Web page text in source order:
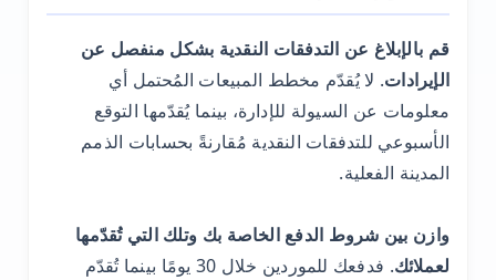
قم بالإبلاغ عن التدفقات النقدية بشكل منفصل عن
الإيرادات. لا يُقدّم مخطط المبيعات المُحتمل أي
معلومات عن السيولة للإدارة، بينما يُقدّمها التوقع
الأسبوعي للتدفقات النقدية مُقارنةً بحسابات الذمم
المدينة الفعلية.
وازن بين شروط الدفع الخاصة بك وتلك التي تُقدّمها
لعملائك
. فدفعك للموردين خلال 30 يومًا بينما تُقدّم